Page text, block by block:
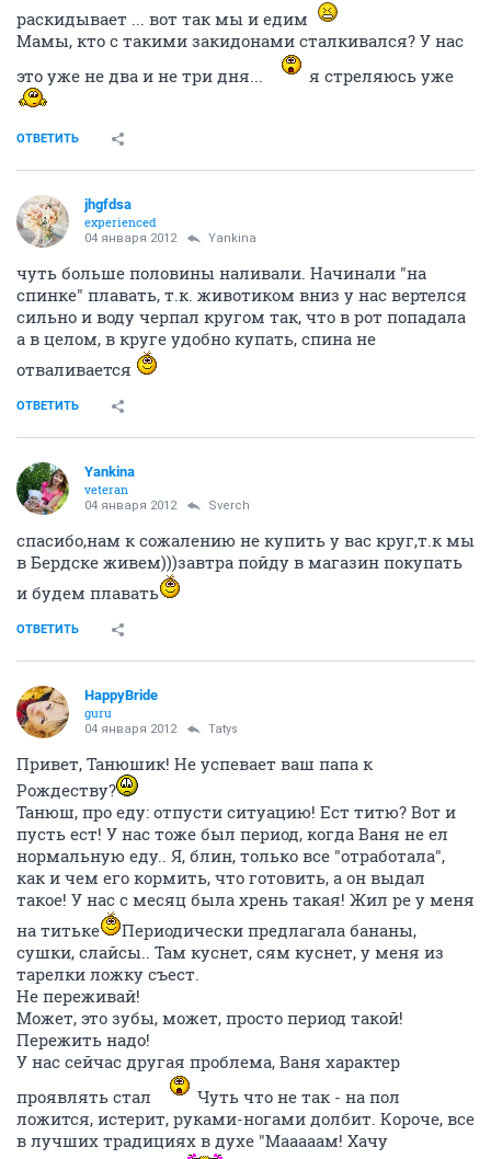
раскидывает ... вот так мы и едим
Мамы, кто с такими закидонами сталкивался? У нас
это уже не два и не три дня...
я стреляюсь уже
ОТВЕТИТЬ
jhgfdsa
experienced
04 января 2012 Yankina
чуть больше половины наливали. Начинали "на
спинке" плавать, т.к. животиком вниз у нас вертелся
сильно и воду черпал кругом так, что в рот попадала
а в целом, в круге удобно купать, спина не
отваливается
ОТВЕТИТЬ
Yankina
veteran
04 января 2012 Sverch
спасибо,нам к сожалению не купить у вас круг,т.к мы
в Бердске живем)))завтра пойду в магазин покупать
и будем плавать
ОТВЕТИТЬ
HappyBride
guru
04 января 2012 Tatys
Привет, Танюшик! Не успевает ваш папа к
Рождеству?
Танюш, про еду: отпусти ситуацию! Ест титю? Вот и
пусть ест! У нас тоже был период, когда Ваня не ел
нормальную еду.. Я, блин, только все "отработала",
как и чем его кормить, что готовить, а он выдал
такое! У нас с месяц была хрень такая! Жил ре у меня
на титьке
Периодически предлагала бананы,
сушки, слайсы.. Там куснет, сям куснет, у меня из
тарелки ложку съест.
Не переживай!
Может, это зубы, может, просто период такой!
Пережить надо!
У нас сейчас другая проблема, Ваня характер
проявлять стал
Чуть что не так - на пол
ложится, истерит, руками-ногами долбит. Короче, все
в лучших традициях в духе "Мааааам! Хачу